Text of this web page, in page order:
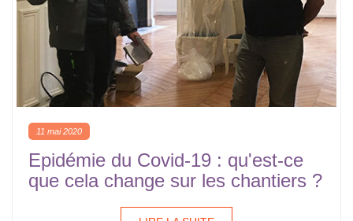
11 mai 2020
Epidémie du Covid-19 : qu'est-ce
que cela change sur les chantiers ?